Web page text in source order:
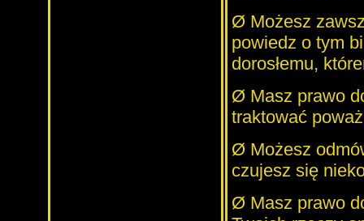
Ø Możesz
powiedz o tym
dorosłemu,
Ø Masz prawo
traktować
Ø Możesz
czujesz się
Ø Masz prawo